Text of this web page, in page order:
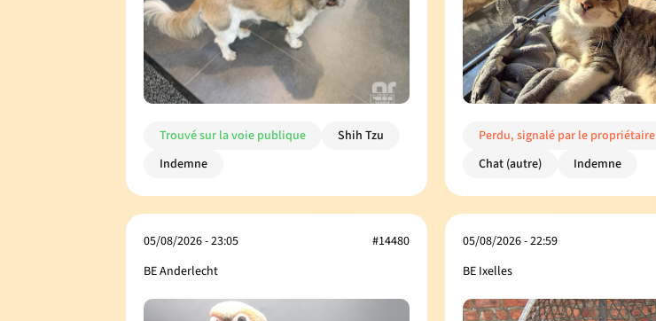
Trouvé sur la voie publique
Shih Tzu
Indemne
Perdu, signalé par le propriétaire
Chat (autre)
Indemne
05/08/2026 - 23:05
BE Anderlecht
#14480
05/08/2026 - 22:59
BE Ixelles